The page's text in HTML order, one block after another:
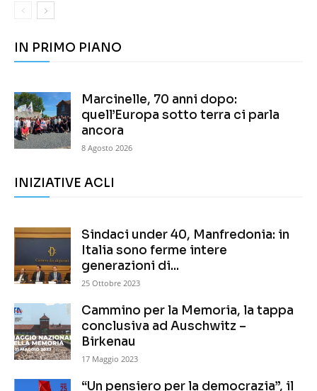
IN PRIMO PIANO
Marcinelle, 70 anni dopo:
quell’Europa sotto terra ci parla
ancora
8 Agosto 2026
INIZIATIVE ACLI
Sindaci under 40, Manfredonia: in
Italia sono ferme intere
generazioni di...
25 Ottobre 2023
Cammino per la Memoria, la tappa
conclusiva ad Auschwitz –
Birkenau
17 Maggio 2023
“Un pensiero per la democrazia”, il